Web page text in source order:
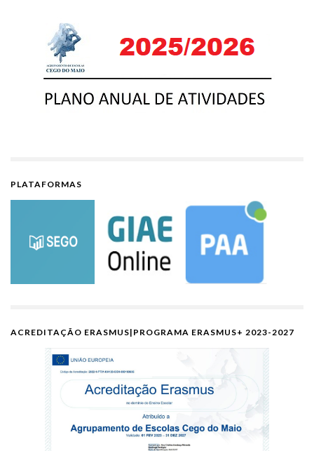
PLATAFORMAS
ACREDITAÇÃO ERASMUS|PROGRAMA ERASMUS+ 2023-2027